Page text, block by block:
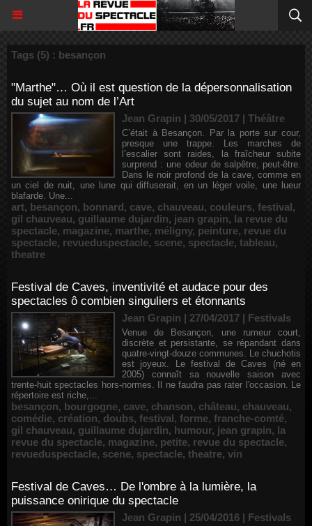
Tags (5) : besançon
"Marthe"… Où il est question de la dépersonnalisation
du sujet au nom de l’Art
Jean Grapin | 30/05/2017 | Théâtre
C’était à Besançon. Par la porte sur cour,
presque une trappe. Les marches de
l’escalier sont raides, la fraîcheur subite
surprend : une odeur de salpêtre, peut-être.
Dans le noir profond de la cave, comme en
un ciel de nuit, une lune qui diffuserait, en un léger voile, une lueur
blafarde. Une...
art, besançon, bonnard, cave, chauveau, couleurs, festival,
gil chauveau, guillaume dujardin, jean grapin, la revue du
spectacle, magazine, marthe, méligny, peinture, revue du
spectacle, revueduspectacle, scene, spectacle, tableau,
theatre
Festival de Caves, inventivité et audace pour des
spectacles ô combien singuliers et étonnants
Jean Grapin | 27/04/2017 | Festivals
Venue de Besançon, une rumeur court,
discrète et persistante, se répandant dans
quatre-vingt-douze communes. Le chuchotis
est joyeux. Le festival de Caves (né en
2005) connaît sa nouvelle saison avec
trente-huit spectacles hors-normes. Il ne faudra pas rater l'occasion. Le
répertoire est riche,...
besançon, bourgogne, cave, chanson, château, chauveau,
comédie, création, doubs, festival, forme, franche-comté,
gil chauveau, guillaume dujardin, humour, jean grapin, la
revue du spectacle, magazine, petite, revue du spectacle,
revueduspectacle, scene, spectacle, theatre, vin
Festival de Caves… De l'ombre à la lumière, la
puissance onirique du spectacle
Jean Grapin | 25/04/2016 | Festivals